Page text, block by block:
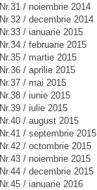
Nr.31 / noiembrie 2014
Nr.32 / decembrie 2014
Nr.33 / ianuarie 2015
Nr.34 / februarie 2015
Nr.35 / martie 2015
Nr.36 / aprilie 2015
Nr.37 / mai 2015
Nr.38 / iunie 2015
Nr.39 / iulie 2015
Nr.40 / august 2015
Nr.41 / septembrie 2015
Nr.42 / octombrie 2015
Nr.43 / noiembrie 2015
Nr.44 / decembrie 2015
Nr.45 / ianuarie 2016